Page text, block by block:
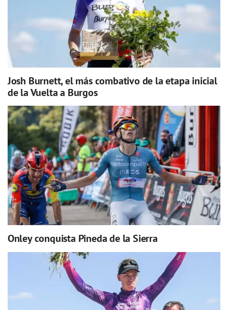
Josh Burnett, el más combativo de la etapa inicial
de la Vuelta a Burgos
Onley conquista Pineda de la Sierra